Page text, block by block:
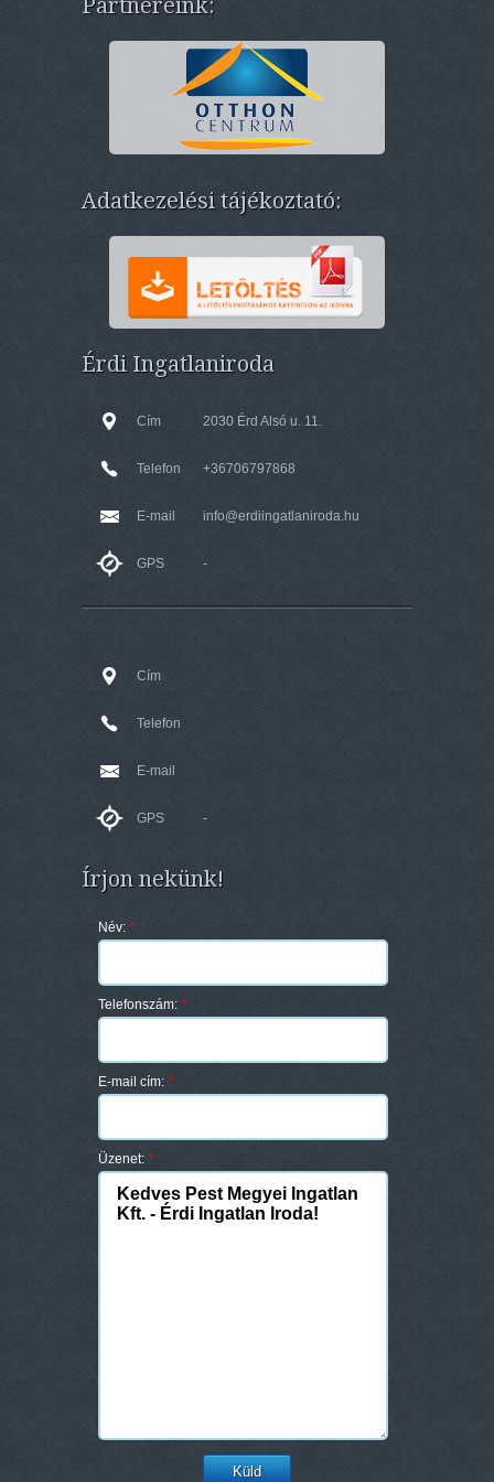
Partnereink:
Adatkezelési tájékoztató:
Érdi Ingatlaniroda
Cím 2030 Érd Alsó u. 11.
Telefon +36706797868
E-mail info@erdiingatlaniroda.hu
GPS -
Cím
Telefon
E-mail
GPS -
Írjon nekünk!
Név: *
Telefonszám: *
E-mail cím: *
Üzenet: *